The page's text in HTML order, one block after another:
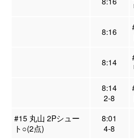
8:16
8:14
8:14
2-8
#15 丸山 2Pシュー
ト○(2点)
8:01
4-8